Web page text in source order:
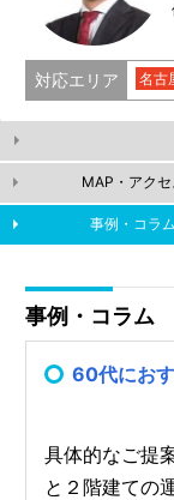
対応エリア 名古
MAP・アクセ
事例・コラム
事例・コラム
60代にお
具体的なご提
と２階建ての